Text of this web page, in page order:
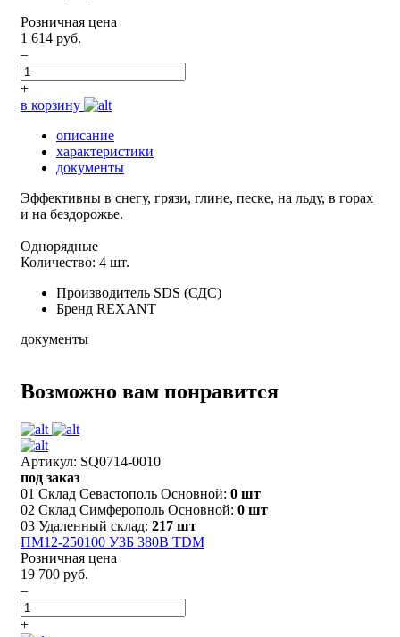
Розничная цена
1 614 руб.
–
+
в корзину
описание
характеристики
документы
Эффективны в снегу, грязи, глине, песке, на льду, в горах
и на бездорожье.
Однорядные
Количество: 4 шт.
Производитель SDS (СДС)
Бренд REXANT
документы
Возможно вам понравится
Артикул: SQ0714-0010
под заказ
01 Склад Севастополь Основной: 0 шт
02 Склад Симферополь Основной: 0 шт
03 Удаленный склад: 217 шт
ПМ12-250100 У3Б 380В TDM
Розничная цена
19 700 руб.
–
+